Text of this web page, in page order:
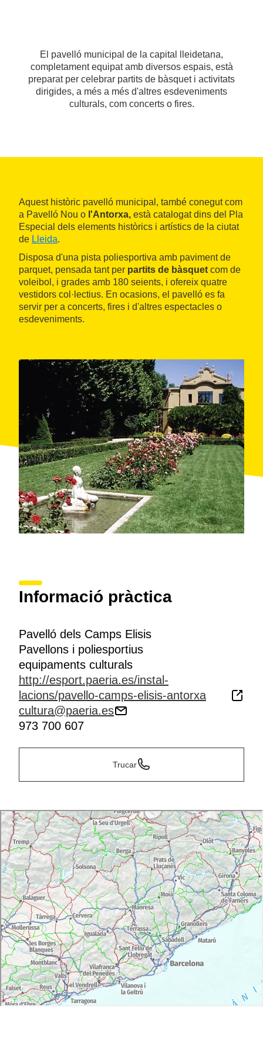
El pavelló municipal de la capital lleidetana,
completament equipat amb diversos espais, està
preparat per celebrar partits de bàsquet i activitats
dirigides, a més a més d'altres esdeveniments
culturals, com concerts o fires.
Aquest històric pavelló municipal, també conegut com
a Pavelló Nou o l'Antorxa, està catalogat dins del Pla
Especial dels elements històrics i artístics de la ciutat
de Lleida.
Disposa d'una pista poliesportiva amb paviment de
parquet, pensada tant per partits de bàsquet com de
voleibol, i grades amb 180 seients, i ofereix quatre
vestidors col·lectius. En ocasions, el pavelló es fa
servir per a concerts, fires i d'altres espectacles o
esdeveniments.
Informació pràctica
Pavelló dels Camps Elisis
Pavellons i poliesportius
equipaments culturals
http://esport.paeria.es/instal-
lacions/pavello-camps-elisis-antorxa
cultura@paeria.es
973 700 607
Trucar